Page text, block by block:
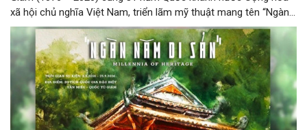
xã hội chủ nghĩa Việt Nam, triển lãm mỹ thuật mang tên “Ngàn
năm di sản” sẽ chính thức khai mạc vào ngày 8/8 tại Nhà Thái
Học, Di tích Quốc gia đặc biệt Văn Miếu – Quốc Tử Giám. Sự
kiện kéo dài đến ngày 25/9/2026 hứa hẹn trở thành điểm đến
văn hóa đầy sức hút, góp phần làm phong phú đời sống nghệ
thuật của Thủ đô trong mùa thu này.